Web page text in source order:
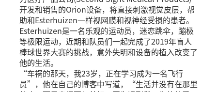
开发和销售的Orion设备，将直接刺激视觉皮层，帮
助和Esterhuizen一样视网膜和视神经受损的患者。
Esterhuizen是一名乐观的运动员，迷恋跳伞，蹦极
等极限运动，近期和队员们一起完成了2019年盲人
棒球世界大赛的挑战，意外失明和设备的植入改变了
他的生活。
“车祸的那天，我23岁，正在学习成为一名飞行
员”，他在自己的博客中写道，“生活并没有在那里